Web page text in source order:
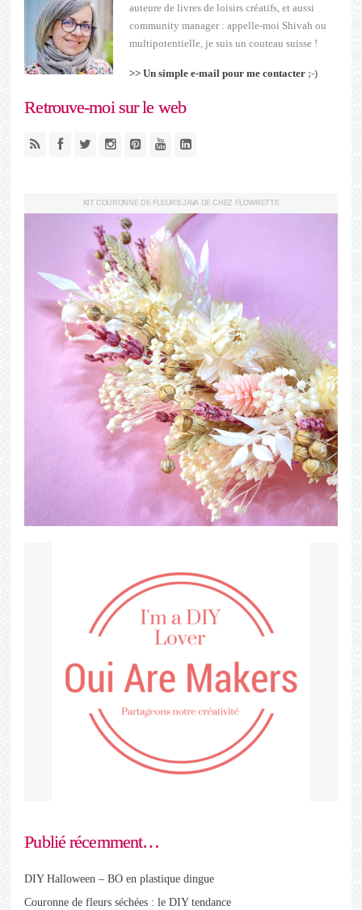
auteure de livres de loisirs créatifs, et aussi
community manager : appelle-moi Shivah ou
multipotentielle, je suis un couteau suisse !
>> Un simple e-mail pour me contacter ;-)
Retrouve-moi sur le web
KIT COURONNE DE FLEURS JAVA DE CHEZ FLOWRETTE
Publié récemment…
DIY Halloween – BO en plastique dingue
Couronne de fleurs séchées : le DIY tendance